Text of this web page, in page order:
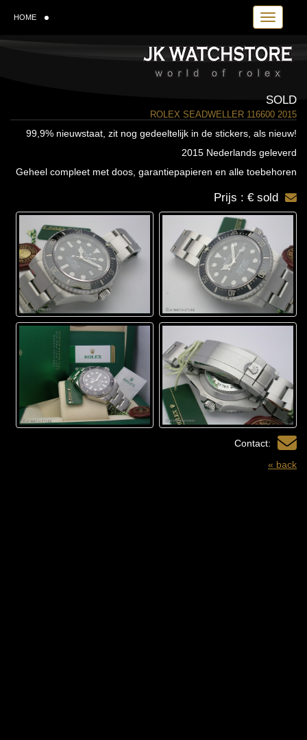
Toggle
HOME
SOLD
ROLEX SEADWELLER 116600 2015
99,9% nieuwstaat, zit nog gedeeltelijk in de stickers, als nieuw!
2015 Nederlands geleverd
Geheel compleet met doos, garantiepapieren en alle toebehoren
Prijs : € sold
Contact:
« back